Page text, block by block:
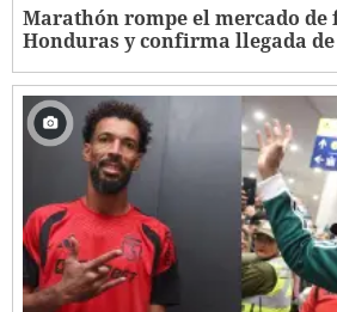
Marathón rompe el mercado de
Honduras y confirma llegada